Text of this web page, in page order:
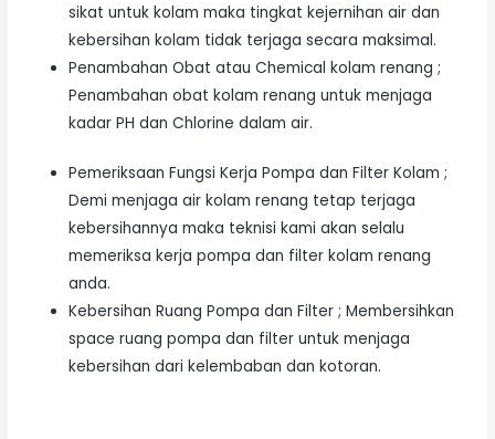
sikat untuk kolam maka tingkat kejernihan air dan
kebersihan kolam tidak terjaga secara maksimal.
Penambahan Obat atau Chemical kolam renang ;
Penambahan obat kolam renang untuk menjaga
kadar PH dan Chlorine dalam air.
Pemeriksaan Fungsi Kerja Pompa dan Filter Kolam ;
Demi menjaga air kolam renang tetap terjaga
kebersihannya maka teknisi kami akan selalu
memeriksa kerja pompa dan filter kolam renang
anda.
Kebersihan Ruang Pompa dan Filter ; Membersihkan
space ruang pompa dan filter untuk menjaga
kebersihan dari kelembaban dan kotoran.